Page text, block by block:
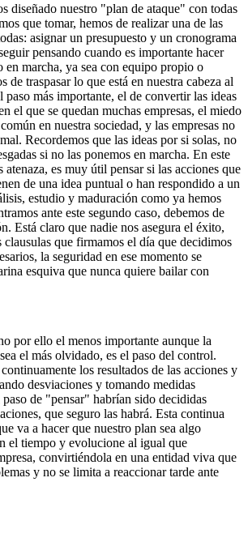
diseñado nuestro "plan de ataque" con todas
que tomar, hemos de realizar una de las
asignar un presupuesto y un cronograma
pensando cuando es importante hacer
marcha, ya sea con equipo propio o
de traspasar lo que está en nuestra cabeza al
paso más importante, el de convertir las ideas
el que se quedan muchas empresas, el miedo
en nuestra sociedad, y las empresas no
Recordemos que las ideas por si solas, no
si no las ponemos en marcha. En este
es muy útil pensar si las acciones que
de una idea puntual o han respondido a un
estudio y maduración como ya hemos
ante este segundo caso, debemos de
Está claro que nadie nos asegura el éxito,
clausulas que firmamos el día que decidimos
la seguridad en ese momento se
esquiva que nunca quiere bailar con
por ello el menos importante aunque la
el más olvidado, es el paso del control.
los resultados de las acciones y
desviaciones y tomando medidas
de "pensar" habrían sido decididas
que seguro las habrá. Esta continua
va a hacer que nuestro plan sea algo
el tiempo y evolucione al igual que
convirtiéndola en una entidad viva que
y no se limita a reaccionar tarde ante